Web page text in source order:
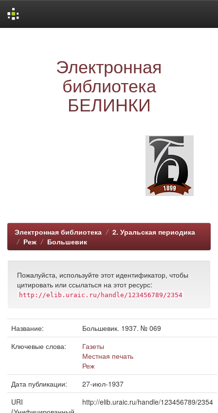
Электронная
библиотека
БЕЛИНКИ
Электронная библиотека
2. Уральская периодика
Реж
Большевик
Пожалуйста, используйте этот идентификатор, чтобы
цитировать или ссылаться на этот ресурс:
http://elib.uraic.ru/handle/123456789/2354
Название:
Большевик. 1937. № 069
Ключевые слова:
Газеты
Местная печать
Реж
Дата публикации:
27-июл-1937
URI
http://elib.uraic.ru/handle/123456789/2354